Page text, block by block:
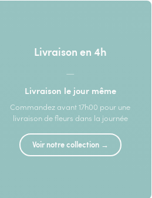
Livraison en 4h
—
Livraison le jour même
Commandez avant 17h00 pour une
livraison de fleurs dans la journée
Voir notre collection →